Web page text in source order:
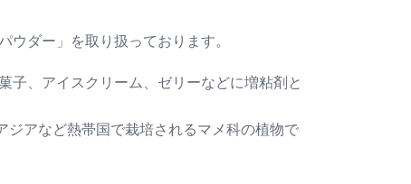
ウダー」を取り扱っております。
子、アイスクリーム、ゼリーなどに増粘剤と
ジアなど熱帯国で栽培されるマメ科の植物で